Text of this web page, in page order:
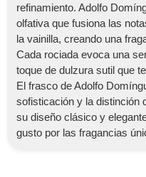
refinamiento. Adolfo
olfativa que fusiona las
la vainilla, creando una
Cada rociada evoca una
toque de dulzura sutil que
El frasco de Adolfo
sofisticación y la distinción
su diseño clásico y
gusto por las fragancias